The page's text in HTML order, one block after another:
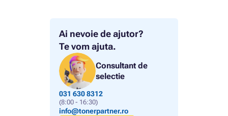
Ai nevoie de ajutor?
Te vom ajuta.
Consultant de
selectie
031 630 8312
(8:00 - 16:30)
info@tonerpartner.ro